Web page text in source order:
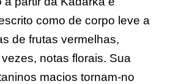
como de corpo leve a
de frutas vermelhas,
notas florais. Sua
macios tornam-no